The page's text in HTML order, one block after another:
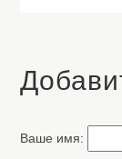
Ваше имя: